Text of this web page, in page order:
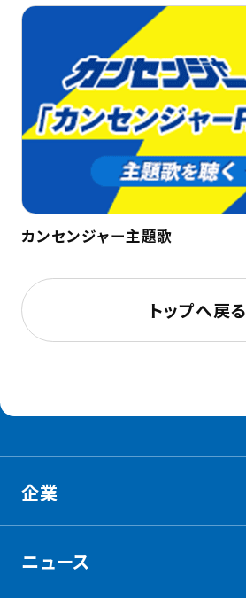
カンセンジャー主題歌
トップへ戻る
企業
ニュース